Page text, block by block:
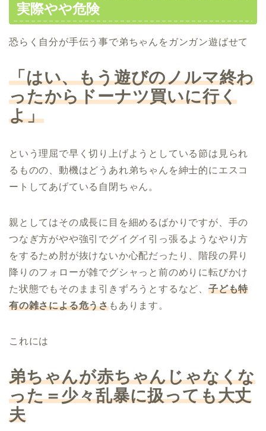
実際やや危険
恐らく自分が手伝う事で弟ちゃんをガンガン遊ばせて
「はい、もう遊びのノルマ終わ
ったからドーナツ買いに行く
よ」
という理屈で早く切り上げようとしている節は見られ
るものの、動機はどうあれ弟ちゃんを紳士的にエスコ
ートしてあげている自閉ちゃん。
親としてはその成長に目を細めるばかりですが、手の
つなぎ方がやや強引でグイグイ引っ張るようなやり方
をするため肘が抜けないか心配だったり、階段の昇り
降りのフォローが雑でグシャっと前のめりに転びかけ
た状態でもそのまま引きずろうとするなど、 子ども特
有の雑さによる危うさもあります。
これには
弟ちゃんが赤ちゃんじゃなくな
った＝少々乱暴に扱っても大丈
夫